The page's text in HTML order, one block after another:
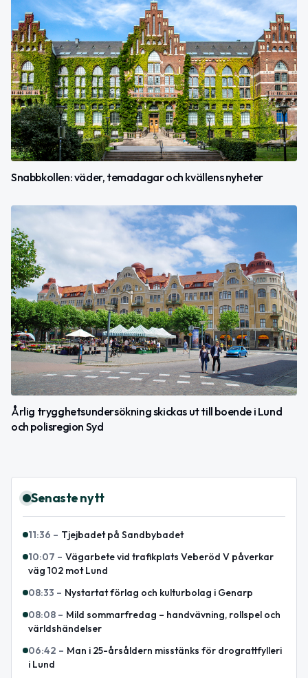
Snabbkollen: väder, temadagar och kvällens nyheter
Årlig trygghetsundersökning skickas ut till boende i Lund
och polisregion Syd
Senaste nytt
11:36 – Tjejbadet på Sandbybadet
10:07 – Vägarbete vid trafikplats Veberöd V påverkar
väg 102 mot Lund
08:33 – Nystartat förlag och kulturbolag i Genarp
08:08 – Mild sommarfredag – handvävning, rollspel och
världshändelser
06:42 – Man i 25-årsåldern misstänks för drograttfylleri
i Lund